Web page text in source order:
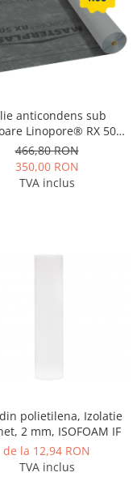
anticondens sub
Linopore® RX 5000
( 75m2)
466,80 RON
350,00 RON
TVA inclus
polietilena, Izolatie
2 mm, ISOFOAM IF
de la 12,94 RON
TVA inclus